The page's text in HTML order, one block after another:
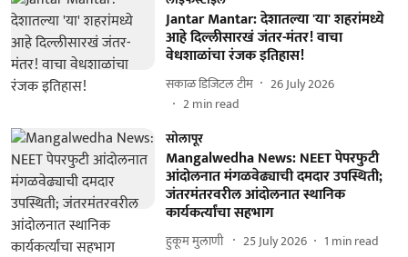
Jantar Mantar: देशातल्या 'या' शहरांमध्ये
आहे दिल्लीसारखं जंतर-मंतर! वाचा
वेधशाळांचा रंजक इतिहास!
सकाळ डिजिटल टीम
26 July 2026
2min read
सोलापूर
Mangalwedha News: NEET पेपरफुटी
आंदोलनात मंगळवेढ्याची दमदार उपस्थिती;
जंतरमंतरवरील आंदोलनात स्थानिक
कार्यकर्त्यांचा सहभाग
हुकूम मुलाणी ​ 25 July 2026 1 min read